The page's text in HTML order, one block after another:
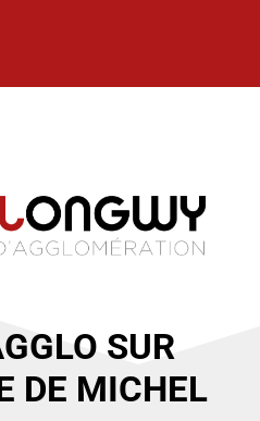
SUR
DE MICHEL